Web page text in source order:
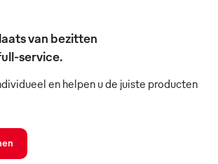
van bezitten
service.
en helpen u de juiste producten